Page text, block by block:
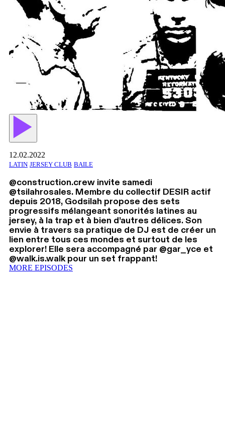
12.02.2022
LATIN JERSEY CLUB BAILE
@construction.crew invite samedi
@tsilahrosales. Membre du collectif DESIR actif
depuis 2018, Godsilah propose des sets
progressifs mélangeant sonorités latines au
jersey, à la trap et à bien d’autres délices. Son
envie à travers sa pratique de DJ est de créer un
lien entre tous ces mondes et surtout de les
explorer! Elle sera accompagné par @gar_yce et
@walk.is.walk pour un set frappant!
MORE EPISODES